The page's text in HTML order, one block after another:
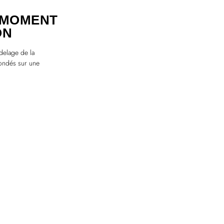
de la
sur une